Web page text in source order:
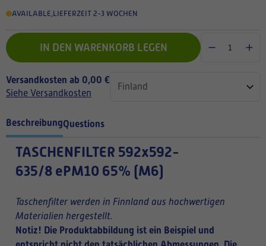
AVAILABLE,LIEFERZEIT 2-3 WOCHEN
IN DEN WARENKORB LEGEN
Versandkosten ab 0,00 €
Siehe Versandkosten
BeschreibungQuestions
TASCHENFILTER 592x592-
635/8 ePM10 65% (M6)
Taschenfilter werden in Finnland aus hochwertigen
Materialien hergestellt.
Notiz! Die Produktabbildung ist ein Beispiel und